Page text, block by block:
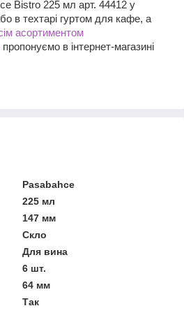
Bistro 225 мл арт. 44412 у
в техтарі гуртом для кафе, а
асортиментом
пропонуємо в інтернет-магазині
Pasabahce
225 мл
147 мм
Скло
Для вина
6 шт.
64 мм
Так